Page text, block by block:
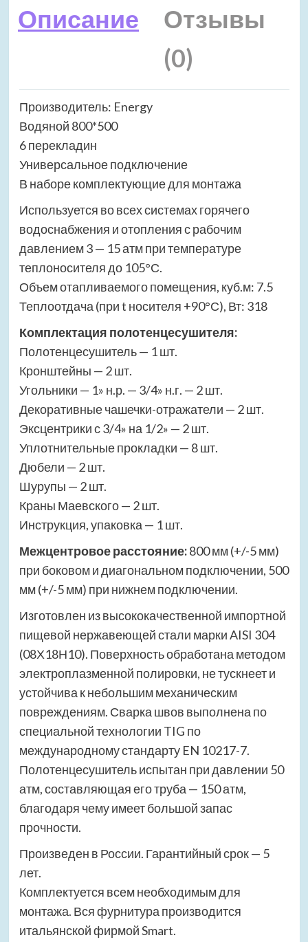
Описание
Отзывы
(0)
Производитель: Energy
Водяной 800*500
6 перекладин
Универсальное подключение
В наборе комплектующие для монтажа
Используется во всех системах горячего
водоснабжения и отопления с рабочим
давлением 3 — 15 атм при температуре
теплоносителя до 105°С.
Объем отапливаемого помещения, куб.м: 7.5
Теплоотдача (при t носителя +90°С), Вт: 318
Комплектация полотенцесушителя:
Полотенцесушитель — 1 шт.
Кронштейны — 2 шт.
Угольники — 1» н.р. — 3/4» н.г. — 2 шт.
Декоративные чашечки-отражатели — 2 шт.
Эксцентрики с 3/4» на 1/2» — 2 шт.
Уплотнительные прокладки — 8 шт.
Дюбели — 2 шт.
Шурупы — 2 шт.
Краны Маевского — 2 шт.
Инструкция, упаковка — 1 шт.
Межцентровое расстояние:800 мм (+/-5 мм)
при боковом и диагональном подключении, 500
мм (+/-5 мм) при нижнем подключении.
Изготовлен из высококачественной импортной
пищевой нержавеющей стали марки AISI 304
(08Х18Н10). Поверхность обработана методом
электроплазменной полировки, не тускнеет и
устойчива к небольшим механическим
повреждениям. Сварка швов выполнена по
специальной технологии TIG по
международному стандарту EN 10217-7.
Полотенцесушитель испытан при давлении 50
атм, составляющая его труба — 150 атм,
благодаря чему имеет большой запас
прочности.
Произведен в России. Гарантийный срок — 5
лет.
Комплектуется всем необходимым для
монтажа. Вся фурнитура производится
итальянской фирмой Smart.